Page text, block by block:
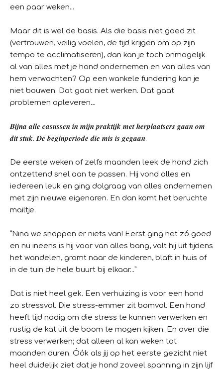
een paar weken...
Maar dit is wel de basis. Als die basis niet goed zit
(vertrouwen, veilig voelen, de tijd krijgen om op zijn
tempo te acclimatiseren), dan kan je toch onmogelijk
al van alles met je hond ondernemen en van alles van
hem verwachten? Op een wankele fundering kan je
niet bouwen. Dat gaat niet werken. Dat gaat
problemen opleveren…
𝑩𝒊𝒋𝒏𝒂 𝒂𝒍𝒍𝒆 𝒄𝒂𝒔𝒖𝒔𝒔𝒆𝒏 𝒊𝒏 𝒎𝒊𝒋𝒏 𝒑𝒓𝒂𝒌𝒕𝒊𝒋𝒌 𝒎𝒆𝒕 𝒉𝒆𝒓𝒑𝒍𝒂𝒂𝒕𝒔𝒆𝒓𝒔 𝒈𝒂𝒂𝒏 𝒐𝒎
𝒅𝒊𝒕 𝒔𝒕𝒖𝒌. 𝑫𝒆 𝒃𝒆𝒈𝒊𝒏𝒑𝒆𝒓𝒊𝒐𝒅𝒆 𝒅𝒊𝒆 𝒎𝒊𝒔 𝒊𝒔 𝒈𝒆𝒈𝒂𝒂𝒏.
De eerste weken of zelfs maanden leek de hond zich
ontzettend snel aan te passen. Hij vond alles en
iedereen leuk en ging dolgraag van alles ondernemen
met zijn nieuwe eigenaren. En dan komt het beruchte
mailtje.
“Nina we snappen er niets van! Eerst ging het zó goed
en nu ineens is hij voor van alles bang, valt hij uit tijdens
het wandelen, gromt naar de kinderen, blaft in huis of
in de tuin de hele buurt bij elkaar...”
Dat is niet heel gek. Een verhuizing is voor een hond
zo stressvol. Die stress-emmer zit bomvol. Een hond
heeft tijd nodig om die stress te kunnen verwerken en
rustig de kat uit de boom te mogen kijken. En over die
stress verwerken; dat alleen al kan weken tot
maanden duren. Óók als jij op het eerste gezicht niet
heel duidelijk ziet dat je hond zoveel spanning in zijn lijf